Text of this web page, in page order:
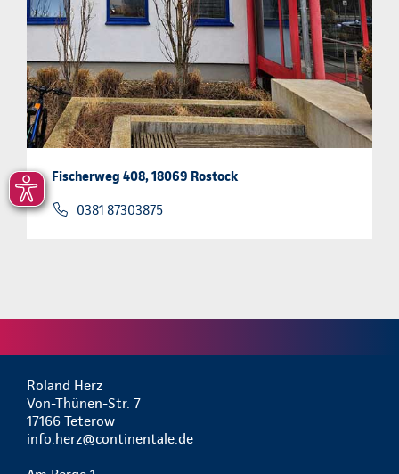
Fischerweg 408, 18069 Rostock
0381 87303875
Roland Herz
Von-Thünen-Str. 7
17166 Teterow
info.herz@continentale.de